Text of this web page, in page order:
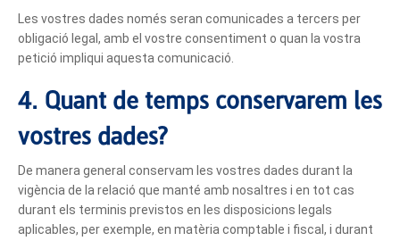
Les vostres dades només seran comunicades a tercers per
obligació legal, amb el vostre consentiment o quan la vostra
petició impliqui aquesta comunicació.
4. Quant de temps conservarem les
vostres dades?
De manera general conservam les vostres dades durant la
vigència de la relació que manté amb nosaltres i en tot cas
durant els terminis previstos en les disposicions legals
aplicables, per exemple, en matèria comptable i fiscal, i durant